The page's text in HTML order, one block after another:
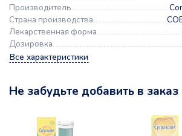
Производитель
Страна производства
Лекарственная форма
Дозировка
Все характеристики
Не забудьте добавить в заказ